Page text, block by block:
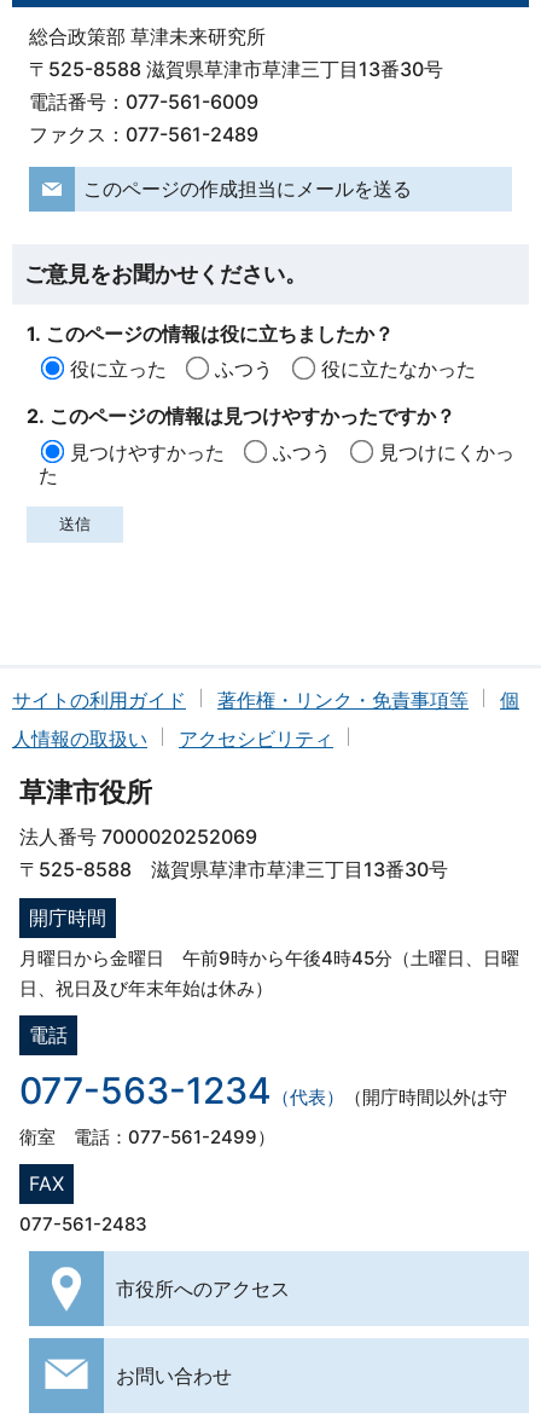
総合政策部 草津未来研究所
〒525-8588 滋賀県草津市草津三丁目13番30号
電話番号：077-561-6009
ファクス：077-561-2489
このページの作成担当にメールを送る
ご意見をお聞かせください。
1. このページの情報は役に立ちましたか？
役に立った
ふつう
役に立たなかった
2. このページの情報は見つけやすかったですか？
見つけやすかった
ふつう
見つけにくかっ
た
サイトの利用ガイド 著作権・リンク・免責事項等
個
人情報の取扱い
アクセシビリティ
草津市役所
法人番号 7000020252069
〒525-8588 滋賀県草津市草津三丁目13番30号
開庁時間
月曜日から金曜日 午前9時から午後4時45分（土曜日、日曜
日、祝日及び年末年始は休み）
電話
077-563-1234 （代表）
（開庁時間以外は守
衛室 電話：077-561-2499）
FAX
077-561-2483
市役所へのアクセス
お問い合わせ